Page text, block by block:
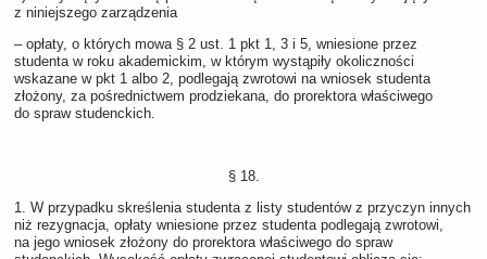
z niniejszego zarządzenia
‒ opłaty, o których mowa § 2 ust. 1 pkt 1, 3 i 5, wniesione przez
studenta w roku akademickim, w którym wystąpiły okoliczności
wskazane w pkt 1 albo 2, podlegają zwrotowi na wniosek studenta
złożony, za pośrednictwem prodziekana, do prorektora właściwego
do spraw studenckich.
§ 18.
1. W przypadku skreślenia studenta z listy studentów z przyczyn innych
niż rezygnacja, opłaty wniesione przez studenta podlegają zwrotowi,
na jego wniosek złożony do prorektora właściwego do spraw